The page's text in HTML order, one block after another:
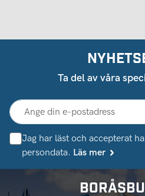
Ta del av våra
Jag har läst och accepterat
persondata. Läs mer